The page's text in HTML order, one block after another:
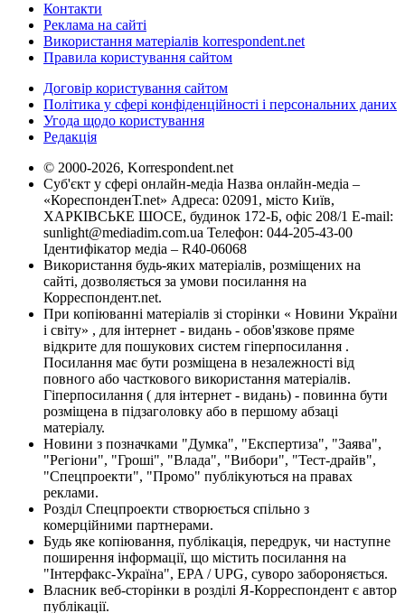
Контакти
Реклама на сайті
Використання матеріалів korrespondent.net
Правила користування сайтом
Договір користування сайтом
Політика у сфері конфіденційності і персональних даних
Угода щодо користування
Редакція
© 2000-2026, Korrespondent.net
Суб'єкт у сфері онлайн-медіа Назва онлайн-медіа –
«КореспонденТ.net» Адреса: 02091, місто Київ,
ХАРКІВСЬКЕ ШОСЕ, будинок 172-Б, офіс 208/1 E-mail:
sunlight@mediadim.com.ua Телефон: 044-205-43-00
Ідентифікатор медіа – R40-06068
Використання будь-яких матеріалів, розміщених на
сайті, дозволяється за умови посилання на
Корреспондент.net.
При копіюванні матеріалів зі сторінки « Новини України
і світу» , для інтернет - видань - обов'язкове пряме
відкрите для пошукових систем гіперпосилання .
Посилання має бути розміщена в незалежності від
повного або часткового використання матеріалів.
Гіперпосилання ( для інтернет - видань) - повинна бути
розміщена в підзаголовку або в першому абзаці
матеріалу.
Новини з позначками "Думка", "Експертиза", "Заява",
"Регіони", "Гроші", "Влада", "Вибори", "Тест-драйв",
"Спецпроекти", "Промо" публікуються на правах
реклами.
Розділ Спецпроекти створюється спільно з
комерційними партнерами.
Будь яке копіювання, публікація, передрук, чи наступне
поширення інформації, що містить посилання на
"Інтерфакс-Україна", EPA / UPG, суворо забороняється.
Власник веб-сторінки в розділі Я-Корреспондент є автор
публікації.